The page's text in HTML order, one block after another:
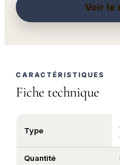
Voir le
CARACTÉRISTIQUES
Fiche technique
Type
Quantité